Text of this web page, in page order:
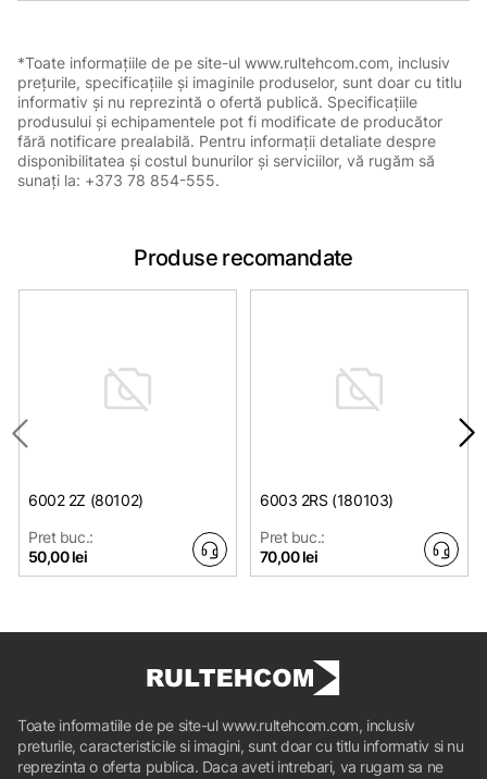
*Toate informațiile de pe site-ul www.rultehcom.com, inclusiv
prețurile, specificațiile și imaginile produselor, sunt doar cu titlu
informativ și nu reprezintă o ofertă publică. Specificațiile
produsului și echipamentele pot fi modificate de producător
fără notificare prealabilă. Pentru informații detaliate despre
disponibilitatea și costul bunurilor și serviciilor, vă rugăm să
sunați la: +373 78 854-555.
Produse recomandate
6002 2Z (80102)
Pret buc.:
50,00 lei
6003 2RS (180103)
Pret buc.:
70,00 lei
Toate informatiile de pe site-ul www.rultehcom.com, inclusiv
preturile, caracteristicile si imagini, sunt doar cu titlu informativ si nu
reprezinta o oferta publica. Daca aveti intrebari, va rugam sa ne